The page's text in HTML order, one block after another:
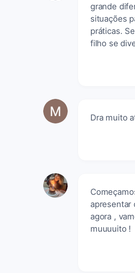
grande
situações
práticas.
filho se
Dra muito
apresentar
agora ,
muuuuito !